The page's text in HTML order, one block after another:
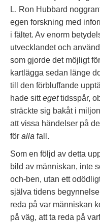
L. Ron Hubbard
egen forskning med
i fältet. Av enorm
utvecklandet och
som gjorde det möjligt
kartlägga sedan länge
till den förbluffande
hade sittegettidsspår,
sträckte sig bakåt i
att vissa händelser på
för alla fall.
Som en följd av detta
bild av människan, inte
och-ben, utan ett
själva tidens
reda på var människan
på väg, att ta reda på